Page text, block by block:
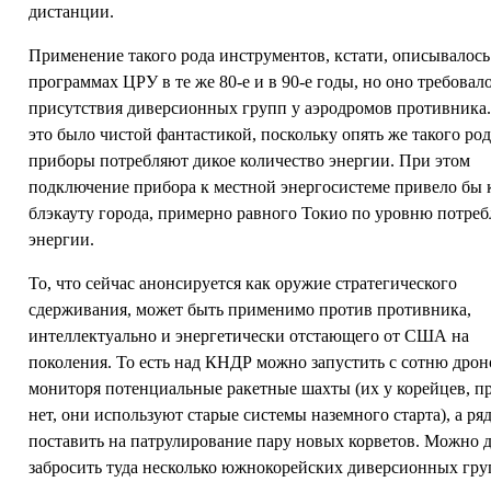
дистанции.
Применение такого рода инструментов, кстати,
программах ЦРУ в те же 80-е и в 90-е годы, но оно
присутствия диверсионных групп у аэродромов
это было чистой фантастикой, поскольку опять же такого
приборы потребляют дикое количество энергии. При этом
подключение прибора к местной энергосистеме привело бы
блэкауту города, примерно равного Токио по уровню
энергии.
То, что сейчас анонсируется как оружие стратегического
сдерживания, может быть применимо против противника,
интеллектуально и энергетически отстающего от США на
поколения. То есть над КНДР можно запустить с сотню
мониторя потенциальные ракетные шахты (их у корейцев,
нет, они используют старые системы наземного старта), а
поставить на патрулирование пару новых корветов. Можно
забросить туда несколько южнокорейских диверсионных